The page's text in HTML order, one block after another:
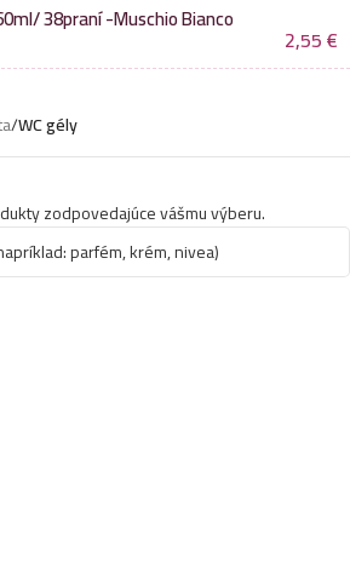
38praní -Muschio Bianco
2,55€
/WC gély
zodpovedajúce vášmu výberu.